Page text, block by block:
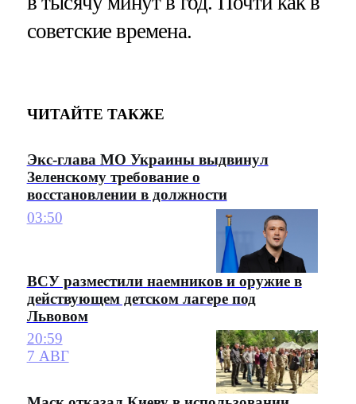
советские времена.
ЧИТАЙТЕ ТАКЖЕ
Экс-глава МО Украины выдвинул
Зеленскому требование о
восстановлении в должности
03:50
ВСУ разместили наемников и оружие в
действующем детском лагере под
Львовом
20:59
7 АВГ